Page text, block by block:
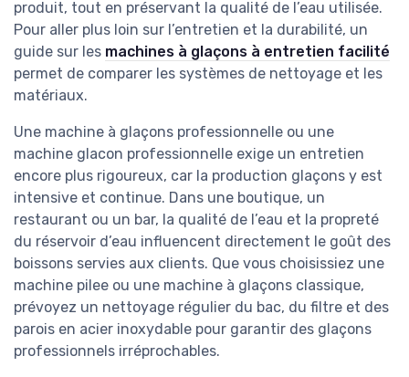
produit, tout en préservant la qualité de l’eau utilisée.
Pour aller plus loin sur l’entretien et la durabilité, un
guide sur les machines à glaçons à entretien facilité
permet de comparer les systèmes de nettoyage et les
matériaux.
Une machine à glaçons professionnelle ou une
machine glacon professionnelle exige un entretien
encore plus rigoureux, car la production glaçons y est
intensive et continue. Dans une boutique, un
restaurant ou un bar, la qualité de l’eau et la propreté
du réservoir d’eau influencent directement le goût des
boissons servies aux clients. Que vous choisissiez une
machine pilee ou une machine à glaçons classique,
prévoyez un nettoyage régulier du bac, du filtre et des
parois en acier inoxydable pour garantir des glaçons
professionnels irréprochables.